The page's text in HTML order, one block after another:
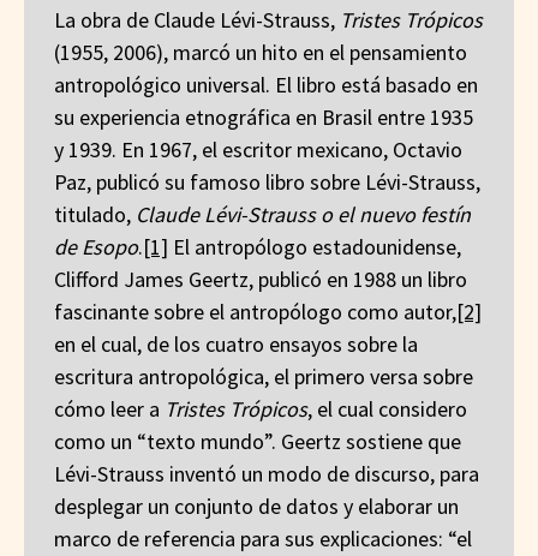
La obra de Claude Lévi-Strauss, Tristes Trópicos
(1955, 2006), marcó un hito en el pensamiento
antropológico universal. El libro está basado en
su experiencia etnográfica en Brasil entre 1935
y 1939. En 1967, el escritor mexicano, Octavio
Paz, publicó su famoso libro sobre Lévi-Strauss,
titulado, Claude Lévi-Strauss o el nuevo festín
de Esopo.[1] El antropólogo estadounidense,
Clifford James Geertz, publicó en 1988 un libro
fascinante sobre el antropólogo como autor,[2]
en el cual, de los cuatro ensayos sobre la
escritura antropológica, el primero versa sobre
cómo leer a Tristes Trópicos, el cual considero
como un “texto mundo”. Geertz sostiene que
Lévi-Strauss inventó un modo de discurso, para
desplegar un conjunto de datos y elaborar un
marco de referencia para sus explicaciones: “el